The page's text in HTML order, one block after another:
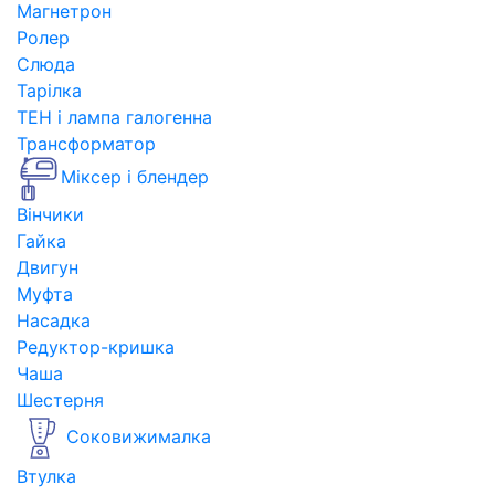
Магнетрон
Ролер
Слюда
Тарілка
ТЕН і лампа галогенна
Трансформатор
Міксер і блендер
Вінчики
Гайка
Двигун
Муфта
Насадка
Редуктор-кришка
Чаша
Шестерня
Соковижималка
Втулка